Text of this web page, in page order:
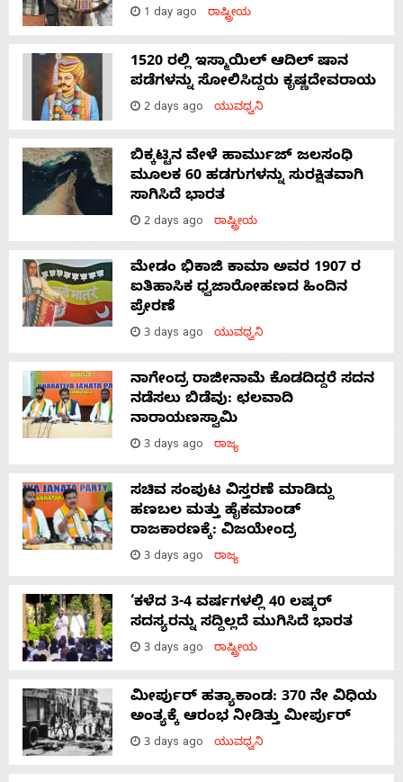
1 day ago ರಾಷ್ಟ್ರೀಯ
1520 ರಲ್ಲಿ ಇಸ್ಮಾಯಿಲ್ ಆದಿಲ್ ಷಾನ
ಪಡೆಗಳನ್ನು ಸೋಲಿಸಿದ್ದರು ಕೃಷ್ಣದೇವರಾಯ
2 days ago ಯುವಧ್ವನಿ
ಬಿಕ್ಕಟ್ಟಿನ ವೇಳೆ ಹಾರ್ಮುಜ್ ಜಲಸಂಧಿ
ಮೂಲಕ 60 ಹಡಗುಗಳನ್ನು ಸುರಕ್ಷಿತವಾಗಿ
ಸಾಗಿಸಿದೆ ಭಾರತ
2 days ago ರಾಷ್ಟ್ರೀಯ
ಮೇಡಂ ಭಿಕಾಜಿ ಕಾಮಾ ಅವರ 1907 ರ
ಐತಿಹಾಸಿಕ ಧ್ವಜಾರೋಹಣದ ಹಿಂದಿನ
ಪ್ರೇರಣೆ
3 days ago ಯುವಧ್ವನಿ
ನಾಗೇಂದ್ರ ರಾಜೀನಾಮೆ ಕೊಡದಿದ್ದರೆ ಸದನ
ನಡೆಸಲು ಬಿಡೆವು: ಛಲವಾದಿ
ನಾರಾಯಣಸ್ವಾಮಿ
3 days ago ರಾಜ್ಯ
ಸಚಿವ ಸಂಪುಟ ವಿಸ್ತರಣೆ ಮಾಡಿದ್ದು
ಹಣಬಲ ಮತ್ತು ಹೈಕಮಾಂಡ್
ರಾಜಕಾರಣಕ್ಕೆ: ವಿಜಯೇಂದ್ರ
3 days ago ರಾಜ್ಯ
‘ಕಳೆದ 3-4 ವರ್ಷಗಳಲ್ಲಿ 40 ಲಷ್ಕರ್
ಸದಸ್ಯರನ್ನು ಸದ್ದಿಲ್ಲದೆ ಮುಗಿಸಿದೆ ಭಾರತ
3 days ago ರಾಷ್ಟ್ರೀಯ
ಮೀರ್ಪುರ್ ಹತ್ಯಾಕಾಂಡ: 370 ನೇ ವಿಧಿಯ
ಅಂತ್ಯಕ್ಕೆ ಆರಂಭ ನೀಡಿತ್ತು ಮೀರ್ಪುರ್
3 days ago ಯುವಧ್ವನಿ